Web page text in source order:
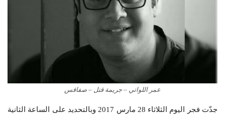
عمر اللواتي – جريمة قتل – صفاقس
جدّت فجر اليوم الثلاثاء 28 مارس 2017 وبالتحديد على الساعة الثانية